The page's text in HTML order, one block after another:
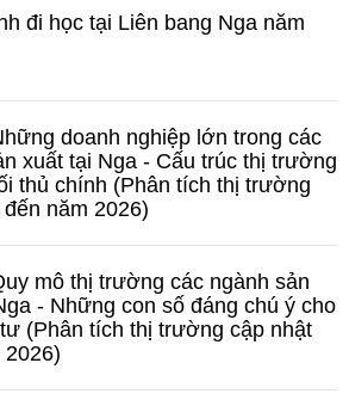
đi học tại Liên bang Nga năm
doanh nghiệp lớn trong các
xuất tại Nga - Cấu trúc thị trường
thủ chính (Phân tích thị trường
năm 2026)
mô thị trường các ngành sản
- Những con số đáng chú ý cho
(Phân tích thị trường cập nhật
2026)